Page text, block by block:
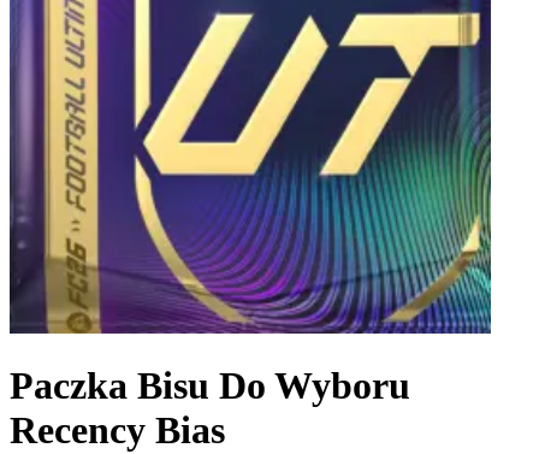
Paczka Bisu Do Wyboru
Recency Bias